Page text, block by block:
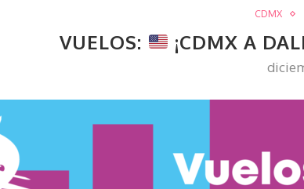
CDMX
VUELOS: ¡CDMX A